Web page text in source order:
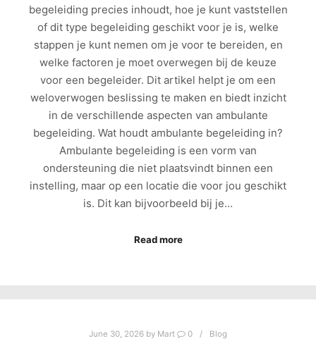
begeleiding precies inhoudt, hoe je kunt vaststellen
of dit type begeleiding geschikt voor je is, welke
stappen je kunt nemen om je voor te bereiden, en
welke factoren je moet overwegen bij de keuze
voor een begeleider. Dit artikel helpt je om een
weloverwogen beslissing te maken en biedt inzicht
in de verschillende aspecten van ambulante
begeleiding. Wat houdt ambulante begeleiding in?
Ambulante begeleiding is een vorm van
ondersteuning die niet plaatsvindt binnen een
instelling, maar op een locatie die voor jou geschikt
is. Dit kan bijvoorbeeld bij je…
Read more
June 30, 2026 by Mart 0 Blog